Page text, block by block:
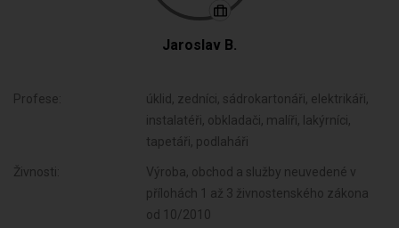
Jaroslav B.
Profese:
úklid, zedníci, sádrokartonáři, elektrikáři,
instalatéři, obkladači, malíři, lakýrníci,
tapetáři, podlaháři
Živnosti:
Výroba, obchod a služby neuvedené v
přílohách 1 až 3 živnostenského zákona
od 10/2010